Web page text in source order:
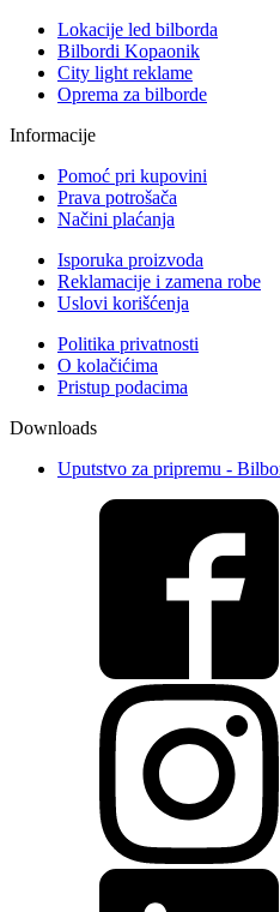
Lokacije led bilborda
Bilbordi Kopaonik
City light reklame
Oprema za bilborde
Informacije
Pomoć pri kupovini
Prava potrošača
Načini plaćanja
Isporuka proizvoda
Reklamacije i zamena robe
Uslovi korišćenja
Politika privatnosti
O kolačićima
Pristup podacima
Downloads
Uputstvo za pripremu -